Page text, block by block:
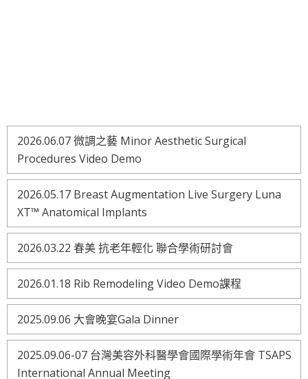
2026.06.07 微調之藝 Minor Aesthetic Surgical
Procedures Video Demo
2026.05.17 Breast Augmentation Live Surgery Luna
XT™ Anatomical Implants
2026.03.22 春美 抗老年輕化 聯合學術研討會
2026.01.18 Rib Remodeling Video Demo課程
2025.09.06 大會晚宴Gala Dinner
2025.09.06-07 台灣美容外科醫學會國際學術年會 TSAPS
International Annual Meeting